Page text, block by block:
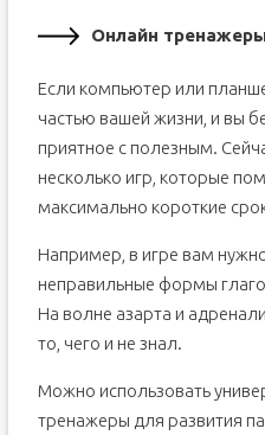
Онлайн
Если компьютер или
частью вашей жизни, и вы
приятное с полезным.
несколько игр, которые
максимально короткие
Например, в игре вам
неправильные формы
На волне азарта и
то, чего и не знал.
Можно использовать
тренажеры для развития